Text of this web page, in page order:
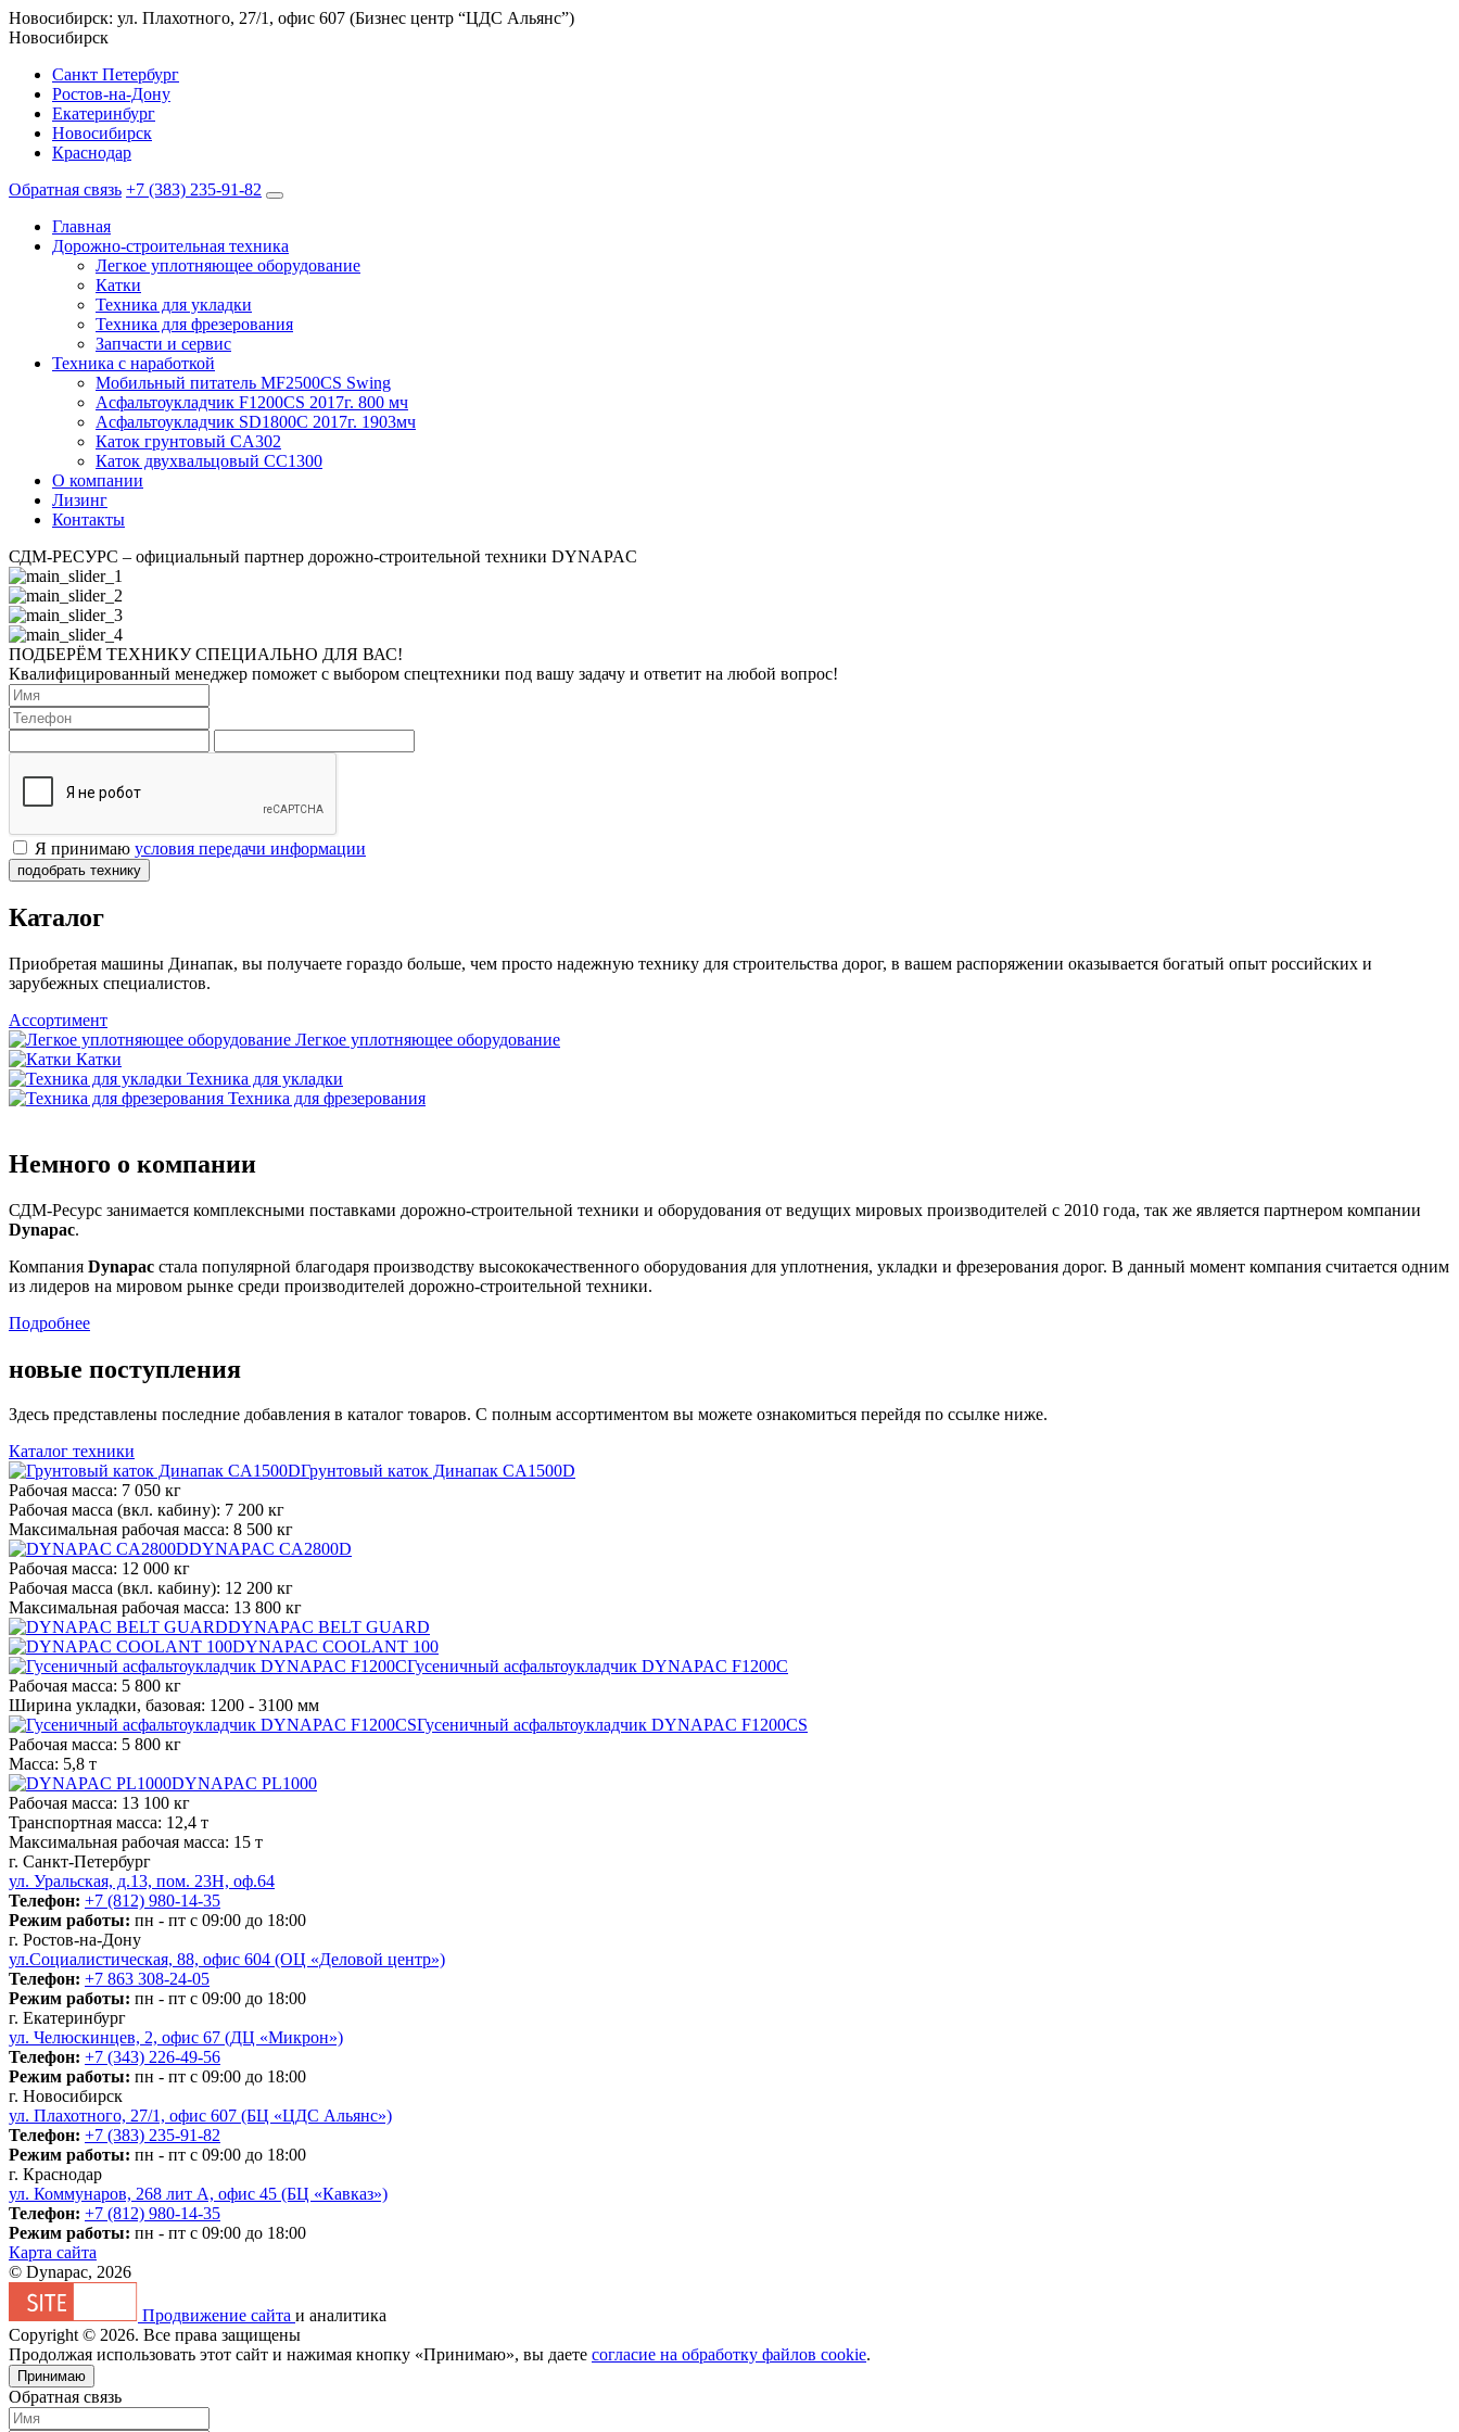
Новосибирск: ул. Плахотного, 27/1, офис 607 (Бизнес центр “ЦДС Альянс”)
Новосибирск
Санкт Петербург
Ростов-на-Дону
Екатеринбург
Новосибирск
Краснодар
Обратная связь +7 (383) 235-91-82
Главная
Дорожно-строительная техника
Легкое уплотняющее оборудование
Катки
Техника для укладки
Техника для фрезерования
Запчасти и сервис
Техника с наработкой
Мобильный питатель MF2500CS Swing
Асфальтоукладчик F1200CS 2017г. 800 мч
Асфальтоукладчик SD1800C 2017г. 1903мч
Каток грунтовый CA302
Каток двухвальцовый CC1300
О компании
Лизинг
Контакты
СДМ-РЕСУРС – официальный партнер дорожно-строительной техники DYNAPAC
ПОДБЕРЁМ ТЕХНИКУ СПЕЦИАЛЬНО ДЛЯ ВАС!
Квалифицированный менеджер поможет с выбором спецтехники под вашу задачу и ответит на любой вопрос!
Я принимаю условия передачи информации
подобрать технику
Каталог
Приобретая машины Динапак, вы получаете гораздо больше, чем просто надежную технику для строительства дорог, в вашем распоряжении оказывается богатый опыт российских и
зарубежных специалистов.
Ассортимент
Легкое уплотняющее оборудование
Катки
Техника для укладки
Техника для фрезерования
Немного о компании
СДМ-Ресурс занимается комплексными поставками дорожно-строительной техники и оборудования от ведущих мировых производителей с 2010 года, так же является партнером компании
Dynapac.
Компания Dynapac стала популярной благодаря производству высококачественного оборудования для уплотнения, укладки и фрезерования дорог. В данный момент компания считается одним
из лидеров на мировом рынке среди производителей дорожно-строительной техники.
Подробнее
новые поступления
Здесь представлены последние добавления в каталог товаров. С полным ассортиментом вы можете ознакомиться перейдя по ссылке ниже.
Каталог техники
Грунтовый каток Динапак CA1500D
Рабочая масса: 7 050 кг
Рабочая масса (вкл. кабину): 7 200 кг
Максимальная рабочая масса: 8 500 кг
DYNAPAC CA2800D
Рабочая масса: 12 000 кг
Рабочая масса (вкл. кабину): 12 200 кг
Максимальная рабочая масса: 13 800 кг
DYNAPAC BELT GUARD
DYNAPAC COOLANT 100
Гусеничный асфальтоукладчик DYNAPAC F1200C
Рабочая масса: 5 800 кг
Ширина укладки, базовая: 1200 - 3100 мм
Гусеничный асфальтоукладчик DYNAPAC F1200CS
Рабочая масса: 5 800 кг
Масса: 5,8 т
DYNAPAC PL1000
Рабочая масса: 13 100 кг
Транспортная масса: 12,4 т
Максимальная рабочая масса: 15 т
г. Санкт-Петербург
ул. Уральская, д.13, пом. 23Н, оф.64
Телефон: +7 (812) 980-14-35
Режим работы: пн - пт с 09:00 до 18:00
г. Ростов-на-Дону
ул.Социалистическая, 88, офис 604 (ОЦ «Деловой центр»)
Телефон: +7 863 308-24-05
Режим работы: пн - пт с 09:00 до 18:00
г. Екатеринбург
ул. Челюскинцев, 2, офис 67 (ДЦ «Микрон»)
Телефон: +7 (343) 226-49-56
Режим работы: пн - пт с 09:00 до 18:00
г. Новосибирск
ул. Плахотного, 27/1, офис 607 (БЦ «ЦДС Альянс»)
Телефон: +7 (383) 235-91-82
Режим работы: пн - пт с 09:00 до 18:00
г. Краснодар
ул. Коммунаров, 268 лит А, офис 45 (БЦ «Кавказ»)
Телефон: +7 (812) 980-14-35
Режим работы: пн - пт с 09:00 до 18:00
Карта сайта
© Dynapac, 2026
Продвижение сайта и аналитика
Copyright © 2026. Все права защищены
Продолжая использовать этот сайт и нажимая кнопку «Принимаю», вы даете согласие на обработку файлов cookie.
Принимаю
Обратная связь